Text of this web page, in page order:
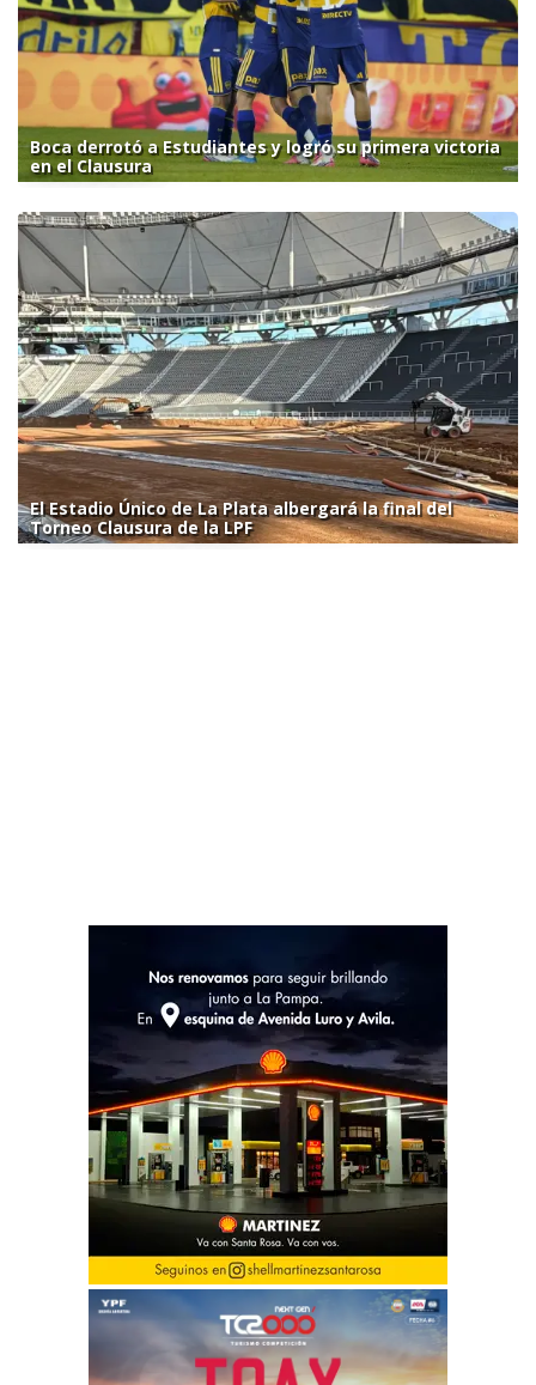
Boca derrotó a Estudiantes y logró su primera victoria
en el Clausura
El Estadio Único de La Plata albergará la final del
Torneo Clausura de la LPF